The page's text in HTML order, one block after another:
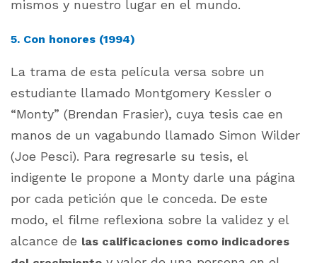
mismos y nuestro lugar en el mundo.
5. Con honores (1994)
La trama de esta película versa sobre un
estudiante llamado Montgomery Kessler o
“Monty” (Brendan Frasier), cuya tesis cae en
manos de un vagabundo llamado Simon Wilder
(Joe Pesci). Para regresarle su tesis, el
indigente le propone a Monty darle una página
por cada petición que le conceda. De este
modo, el filme reflexiona sobre la validez y el
alcance de las calificaciones como indicadores